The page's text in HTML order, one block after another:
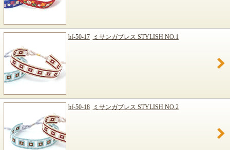
bf-50-17 ミサンガブレス STYLISH NO.1
bf-50-18 ミサンガブレス STYLISH NO.2